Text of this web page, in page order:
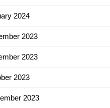
2024
2023
2023
2023
2023